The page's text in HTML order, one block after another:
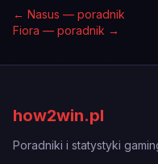
← Nasus — poradnik
Fiora — poradnik →
how2win.pl
Poradniki i statystyki